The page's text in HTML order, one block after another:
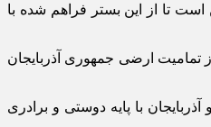
تا از این بستر فراهم شده با
و مجامعی که برپا شده از تمامیت ارضی جمهوری آذربایجان
با پایه دوستی و برادری